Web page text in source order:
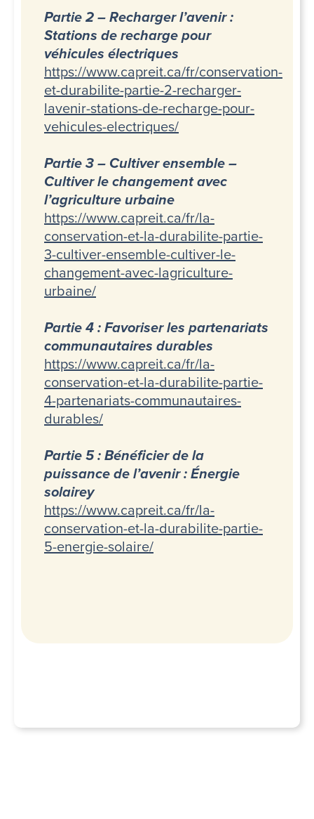
Partie 2 – Recharger l’avenir :
Stations de recharge pour
véhicules électriques
https://www.capreit.ca/fr/conservation-
et-durabilite-partie-2-recharger-
lavenir-stations-de-recharge-pour-
vehicules-electriques/
Partie 3 – Cultiver ensemble –
Cultiver le changement avec
l’agriculture urbaine
https://www.capreit.ca/fr/la-
conservation-et-la-durabilite-partie-
3-cultiver-ensemble-cultiver-le-
changement-avec-lagriculture-
urbaine/
Partie 4 : Favoriser les partenariats
communautaires durables
https://www.capreit.ca/fr/la-
conservation-et-la-durabilite-partie-
4-partenariats-communautaires-
durables/
Partie 5 : Bénéficier de la
puissance de l’avenir : Énergie
solairey
https://www.capreit.ca/fr/la-
conservation-et-la-durabilite-partie-
5-energie-solaire/